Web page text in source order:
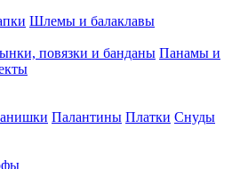
Шлемы и балаклавы
повязки и банданы Панамы и
Палантины Платки Снуды